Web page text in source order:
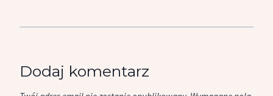
Dodaj komentarz